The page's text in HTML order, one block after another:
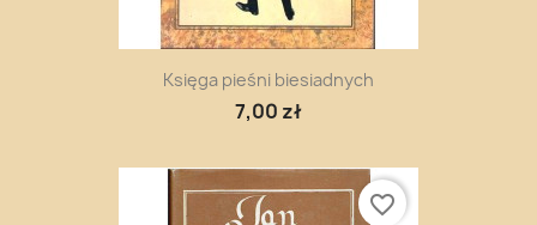
Księga pieśni biesiadnych
7,00 zł
favorite_border